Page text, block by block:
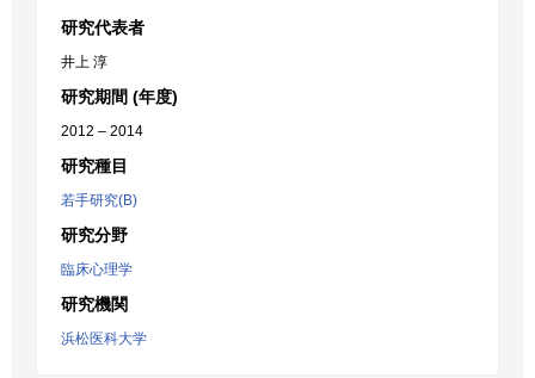
研究代表者
井上 淳
研究期間 (年度)
2012 – 2014
研究種目
若手研究(B)
研究分野
臨床心理学
研究機関
浜松医科大学